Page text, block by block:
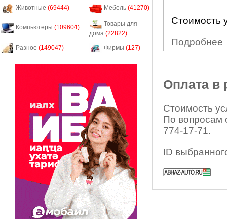
Животные (69444) Мебель (41270)
Компьютеры (109604)
Товары для
дома (22822)
Разное (149047) Фирмы (127)
Стоимость
Подробнее
Оплата в
Стоимость
По вопросам
774-17-71.
ID